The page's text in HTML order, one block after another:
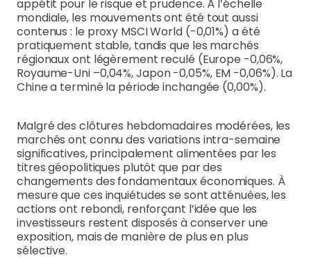
appétit pour le risque et prudence. À l’échelle
mondiale, les mouvements ont été tout aussi
contenus : le proxy MSCI World (-0,01%) a été
pratiquement stable, tandis que les marchés
régionaux ont légèrement reculé (Europe -0,06%,
Royaume-Uni –0,04%, Japon -0,05%, EM -0,06%). La
Chine a terminé la période inchangée (0,00%).
Malgré des clôtures hebdomadaires modérées, les
marchés ont connu des variations intra-semaine
significatives, principalement alimentées par les
titres géopolitiques plutôt que par des
changements des fondamentaux économiques. À
mesure que ces inquiétudes se sont atténuées, les
actions ont rebondi, renforçant l’idée que les
investisseurs restent disposés à conserver une
exposition, mais de manière de plus en plus
sélective.